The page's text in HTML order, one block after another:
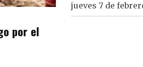
por el
jueves 7 de